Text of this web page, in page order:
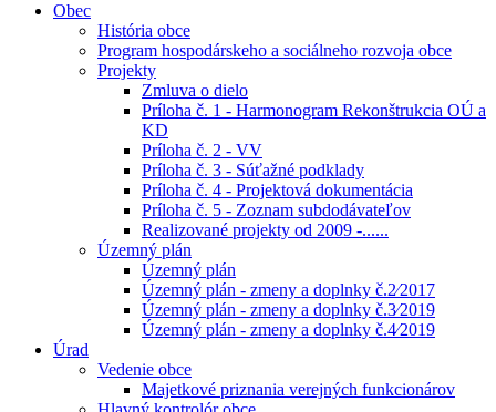
Obec
História obce
Program hospodárskeho a sociálneho rozvoja obce
Projekty
Zmluva o dielo
Príloha č. 1 - Harmonogram Rekonštrukcia OÚ a
KD
Príloha č. 2 - VV
Príloha č. 3 - Súťažné podklady
Príloha č. 4 - Projektová dokumentácia
Príloha č. 5 - Zoznam subdodávateľov
Realizované projekty od 2009 -......
Územný plán
Územný plán
Územný plán - zmeny a doplnky č.2⁄2017
Územný plán - zmeny a doplnky č.3⁄2019
Územný plán - zmeny a doplnky č.4⁄2019
Úrad
Vedenie obce
Majetkové priznania verejných funkcionárov